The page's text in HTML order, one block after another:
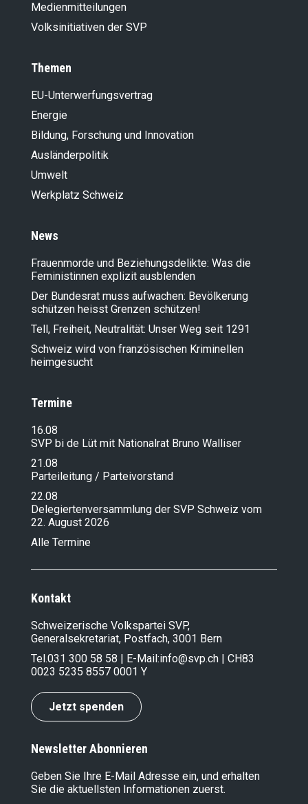
Medienmitteilungen
Volksinitiativen der SVP
Themen
EU-Unterwerfungsvertrag
Energie
Bildung, Forschung und Innovation
Ausländer­politik
Umwelt
Werkplatz Schweiz
News
Frauenmorde und Beziehungsdelikte: Was die
Feministinnen explizit ausblenden
Der Bundesrat muss aufwachen: Bevölkerung
schützen heisst Grenzen schützen!
Tell, Freiheit, Neutralität: Unser Weg seit 1291
Schweiz wird von französischen Kriminellen
heimgesucht
Termine
16.08
SVP bi de Lüt mit Nationalrat Bruno Walliser
21.08
Parteileitung / Parteivorstand
22.08
Delegiertenversammlung der SVP Schweiz vom
22. August 2026
Alle Termine
Kontakt
Schweizerische Volkspartei SVP,
Generalsekretariat, Postfach, 3001 Bern
Tel.031 300 58 58 | E-Mail:info@svp.ch | CH83
0023 5235 8557 0001 Y
Jetzt spenden
Newsletter Abonnieren
Geben Sie Ihre E-Mail Adresse ein, und erhalten
Sie die aktuellsten Informationen zuerst.